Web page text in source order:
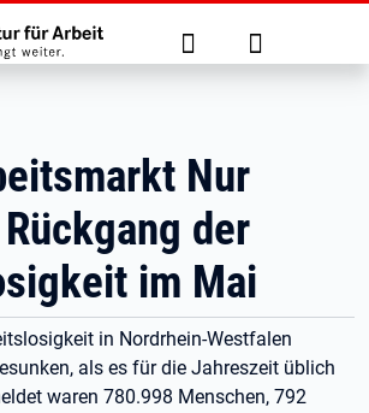
springen
Suche Anmelden
Nur
der
im Mai
in Nordrhein-Westfalen
als es für die Jahreszeit üblich
waren 780.998 Menschen, 792